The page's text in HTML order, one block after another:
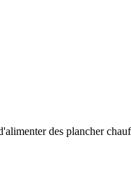
des plancher